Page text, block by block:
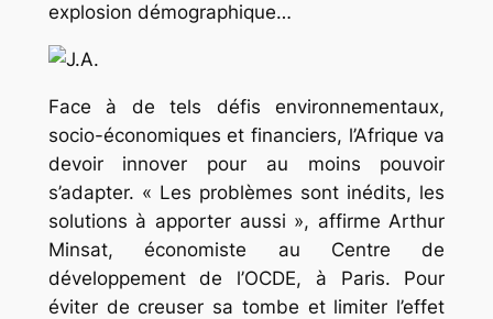
explosion démographique…
Face à de tels défis environnementaux,
socio-économiques et financiers, l’Afrique va
devoir innover pour au moins pouvoir
s’adapter. « Les problèmes sont inédits, les
solutions à apporter aussi », affirme Arthur
Minsat, économiste au Centre de
développement de l’OCDE, à Paris. Pour
éviter de creuser sa tombe et limiter l’effet